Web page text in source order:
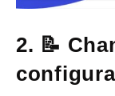
2. 📝